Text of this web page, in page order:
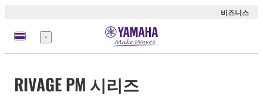
비즈니스
메
뉴
RIVAGE PM 시리즈